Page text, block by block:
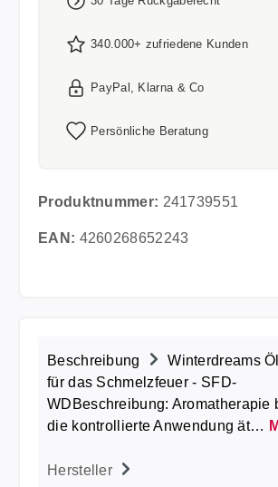
340.000+ zufriedene Kunden
PayPal, Klarna & Co
Persönliche Beratung
Produktnummer: 241739551
EAN: 4260268652243
Beschreibung
Winterdreams
für das Schmelzfeuer - SFD-
WDBeschreibung: Aromatherapie
die kontrollierte Anwendung ät…
Hersteller